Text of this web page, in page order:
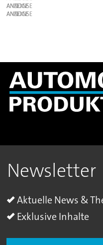
ANZEIGE
ANZEIGE
Newsletter
Aktuelle News &
Exklusive Inhalte